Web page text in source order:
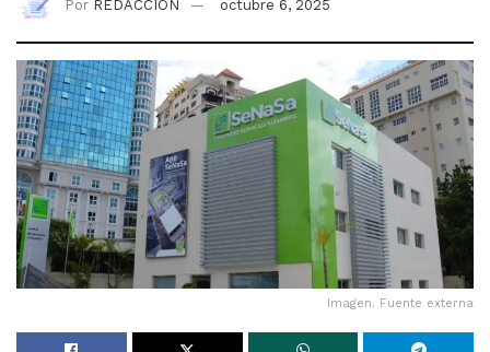
Por REDACCIÓN octubre 6, 2025
Imagen. Fuente externa